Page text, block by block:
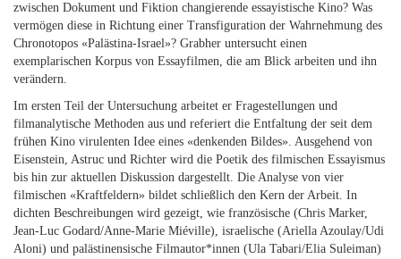
zwischen Dokument und Fiktion changierende essayistische Kino? Was
vermögen diese in Richtung einer Transfiguration der Wahrnehmung des
Chronotopos «Palästina-Israel»? Grabher untersucht einen
exemplarischen Korpus von Essayfilmen, die am Blick arbeiten und ihn
verändern.
Im ersten Teil der Untersuchung arbeitet er Fragestellungen und
filmanalytische Methoden aus und referiert die Entfaltung der seit dem
frühen Kino virulenten Idee eines «denkenden Bildes». Ausgehend von
Eisenstein, Astruc und Richter wird die Poetik des filmischen Essayismus
bis hin zur aktuellen Diskussion dargestellt. Die Analyse von vier
filmischen «Kraftfeldern» bildet schließlich den Kern der Arbeit. In
dichten Beschreibungen wird gezeigt, wie französische (Chris Marker,
Jean-Luc Godard/Anne-Marie Miéville), israelische (Ariella Azoulay/Udi
Aloni) und palästinensische Filmautor*innen (Ula Tabari/Elia Suleiman)